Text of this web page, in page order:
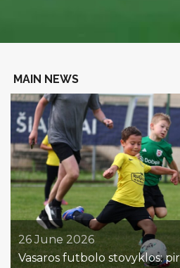
MAIN NEWS
26 June 2026
Vasaros futbolo stovyklos: